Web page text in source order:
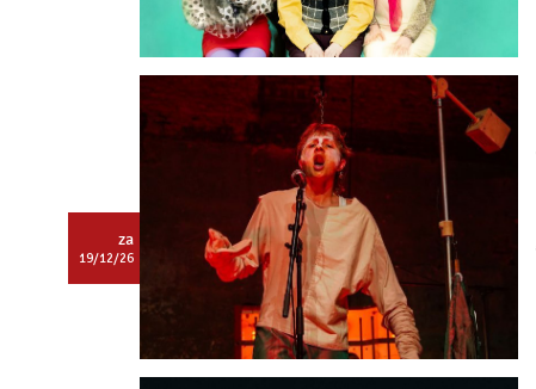
za
19/12/26
Dit is een
Tartarenactiviteit.
Log in
om deze te bekijken.